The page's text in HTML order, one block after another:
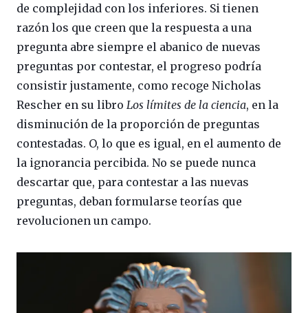
de complejidad con los inferiores. Si tienen
razón los que creen que la respuesta a una
pregunta abre siempre el abanico de nuevas
preguntas por contestar, el progreso podría
consistir justamente, como recoge Nicholas
Rescher en su libro Los límites de la ciencia, en la
disminución de la proporción de preguntas
contestadas. O, lo que es igual, en el aumento de
la ignorancia percibida. No se puede nunca
descartar que, para contestar a las nuevas
preguntas, deban formularse teorías que
revolucionen un campo.